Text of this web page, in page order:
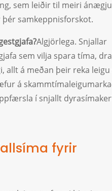
sem leiðir til meiri
samkeppnisforskot.
Algjörlega. Snjallar
sem vilja spara tíma,
á meðan þeir reka leigu
á
í snjallt
fyrir